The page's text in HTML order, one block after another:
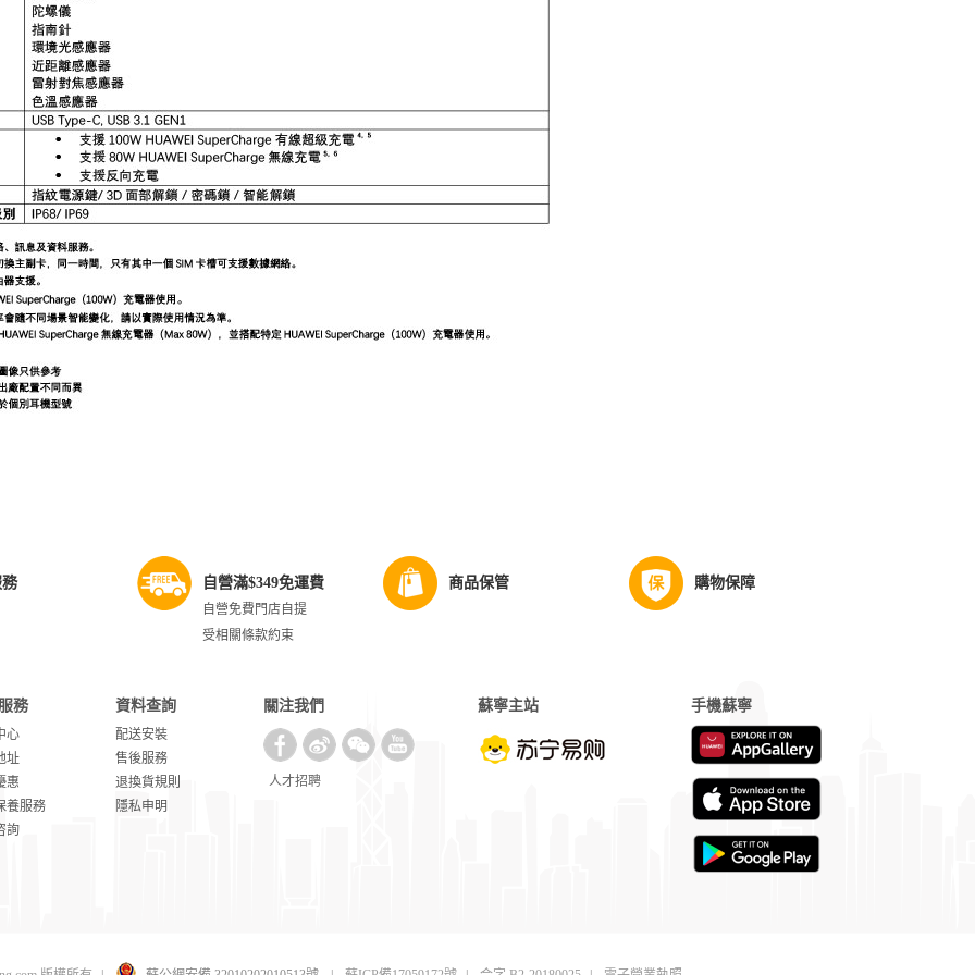
自營滿$349免運費
自營免費門店自提
受相關條款約束
商品保管 購物保障
務
心
址
惠
養服務
詢
資料查詢
配送安裝
售後服務
退換貨規則
隱私申明
關注我們
人才招聘
蘇寧主站 手機蘇寧